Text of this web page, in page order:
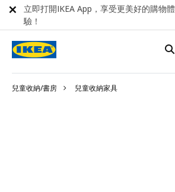
兒童收納/書房 兒童收納家具
立即打開IKEA App，享受更美好的購物體
驗！